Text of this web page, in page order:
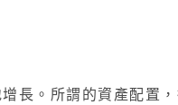
長。所謂的資產配置